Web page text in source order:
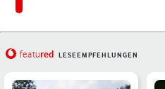
featured LESEEMPFEHLUNGEN